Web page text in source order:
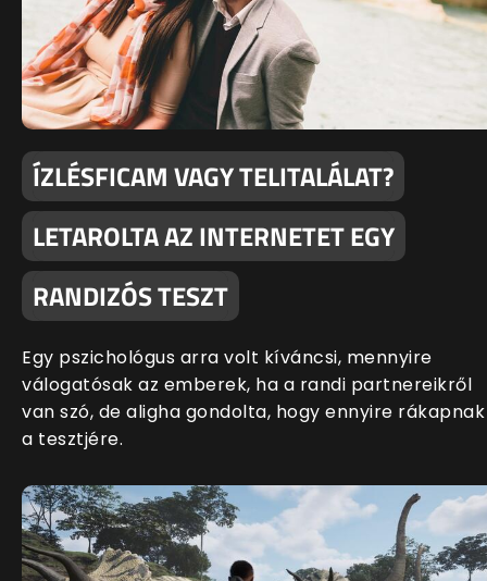
ÍZLÉSFICAM VAGY TELITALÁLAT?
LETAROLTA AZ INTERNETET EGY
RANDIZÓS TESZT
Egy pszichológus arra volt kíváncsi, mennyire
válogatósak az emberek, ha a randi partnereikről
van szó, de aligha gondolta, hogy ennyire rákapnak
a tesztjére.